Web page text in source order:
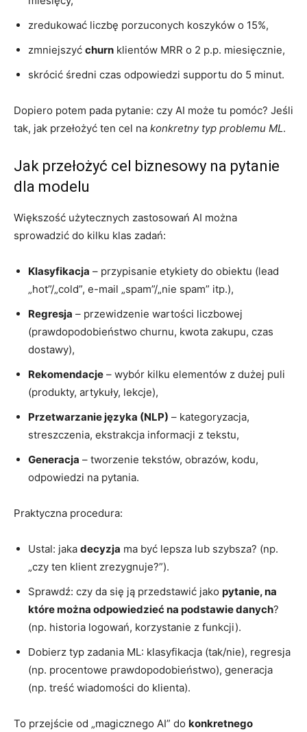
zredukować liczbę porzuconych koszyków o 15%,
zmniejszyć churn klientów MRR o 2 p.p. miesięcznie,
skrócić średni czas odpowiedzi supportu do 5 minut.
Dopiero potem pada pytanie: czy AI może tu pomóc? Jeśli
tak, jak przełożyć ten cel na konkretny typ problemu ML.
Jak przełożyć cel biznesowy na pytanie
dla modelu
Większość użytecznych zastosowań AI można
sprowadzić do kilku klas zadań:
Klasyfikacja – przypisanie etykiety do obiektu (lead
„hot”/„cold”, e-mail „spam”/„nie spam” itp.),
Regresja – przewidzenie wartości liczbowej
(prawdopodobieństwo churnu, kwota zakupu, czas
dostawy),
Rekomendacje – wybór kilku elementów z dużej puli
(produkty, artykuły, lekcje),
Przetwarzanie języka (NLP) – kategoryzacja,
streszczenia, ekstrakcja informacji z tekstu,
Generacja – tworzenie tekstów, obrazów, kodu,
odpowiedzi na pytania.
Praktyczna procedura:
Ustal: jaka decyzja ma być lepsza lub szybsza? (np.
„czy ten klient zrezygnuje?”).
Sprawdź: czy da się ją przedstawić jako pytanie, na
które można odpowiedzieć na podstawie danych?
(np. historia logowań, korzystanie z funkcji).
Dobierz typ zadania ML: klasyfikacja (tak/nie), regresja
(np. procentowe prawdopodobieństwo), generacja
(np. treść wiadomości do klienta).
To przejście od „magicznego AI” do konkretnego